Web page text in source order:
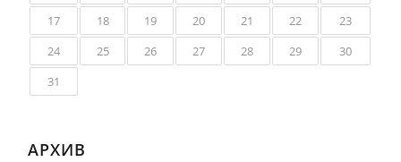
17
18 19 20 21 22
23
24
25 26 27 28 29
30
31
АРХИВ